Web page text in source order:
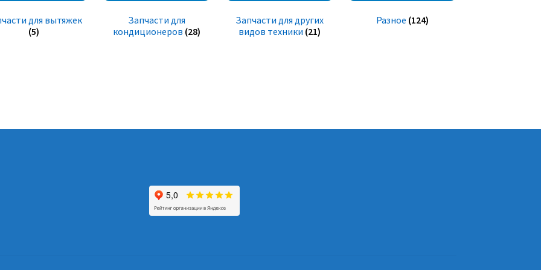
для вытяжек
(5)
Запчасти для
кондиционеров (28)
Запчасти для других
видов техники (21)
Разное (124)